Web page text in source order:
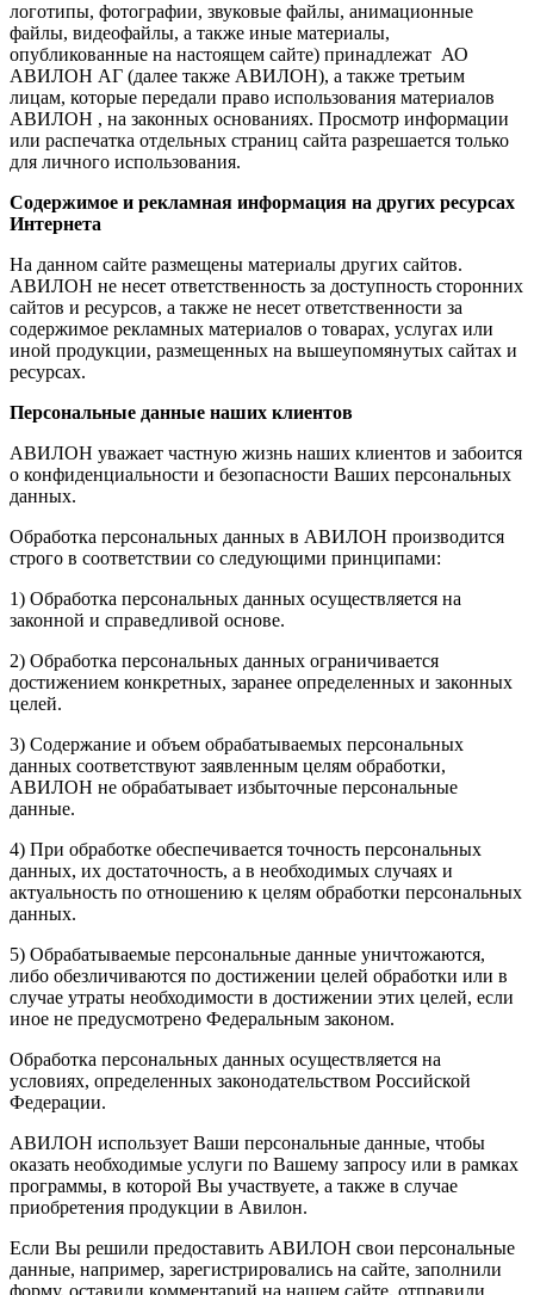
логотипы, фотографии, звуковые файлы, анимационные
файлы, видеофайлы, а также иные материалы,
опубликованные на настоящем сайте) принадлежат АО
АВИЛОН АГ (далее также АВИЛОН), а также третьим
лицам, которые передали право использования материалов
АВИЛОН , на законных основаниях. Просмотр информации
или распечатка отдельных страниц сайта разрешается только
для личного использования.
Содержимое и рекламная информация на других ресурсах
Интернета
На данном сайте размещены материалы других сайтов.
АВИЛОН не несет ответственность за доступность сторонних
сайтов и ресурсов, а также не несет ответственности за
содержимое рекламных материалов о товарах, услугах или
иной продукции, размещенных на вышеупомянутых сайтах и
ресурсах.
Персональные данные наших клиентов
АВИЛОН уважает частную жизнь наших клиентов и забоится
о конфиденциальности и безопасности Ваших персональных
данных.
Обработка персональных данных в АВИЛОН производится
строго в соответствии со следующими принципами:
1) Обработка персональных данных осуществляется на
законной и справедливой основе.
2) Обработка персональных данных ограничивается
достижением конкретных, заранее определенных и законных
целей.
3) Содержание и объем обрабатываемых персональных
данных соответствуют заявленным целям обработки,
АВИЛОН не обрабатывает избыточные персональные
данные.
4) При обработке обеспечивается точность персональных
данных, их достаточность, а в необходимых случаях и
актуальность по отношению к целям обработки персональных
данных.
5) Обрабатываемые персональные данные уничтожаются,
либо обезличиваются по достижении целей обработки или в
случае утраты необходимости в достижении этих целей, если
иное не предусмотрено Федеральным законом.
Обработка персональных данных осуществляется на
условиях, определенных законодательством Российской
Федерации.
АВИЛОН использует Ваши персональные данные, чтобы
оказать необходимые услуги по Вашему запросу или в рамках
программы, в которой Вы участвуете, а также в случае
приобретения продукции в Авилон.
Если Вы решили предоставить АВИЛОН свои персональные
данные, например, зарегистрировались на сайте, заполнили
форму, оставили комментарий на нашем сайте, отправили